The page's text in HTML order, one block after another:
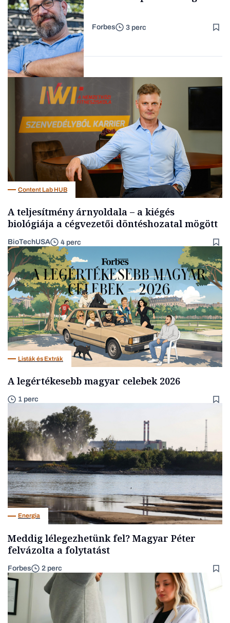
Forbes-sztori
Forbes 3 perc
Content Lab HUB
A teljesítmény árnyoldala – a kiégés
biológiája a cégvezetői döntéshozatal mögött
BioTechUSA 4 perc
Listák és Extrák
A legértékesebb magyar celebek 2026
1 perc
Energia
Meddig lélegezhetünk fel? Magyar Péter
felvázolta a folytatást
Forbes 2 perc